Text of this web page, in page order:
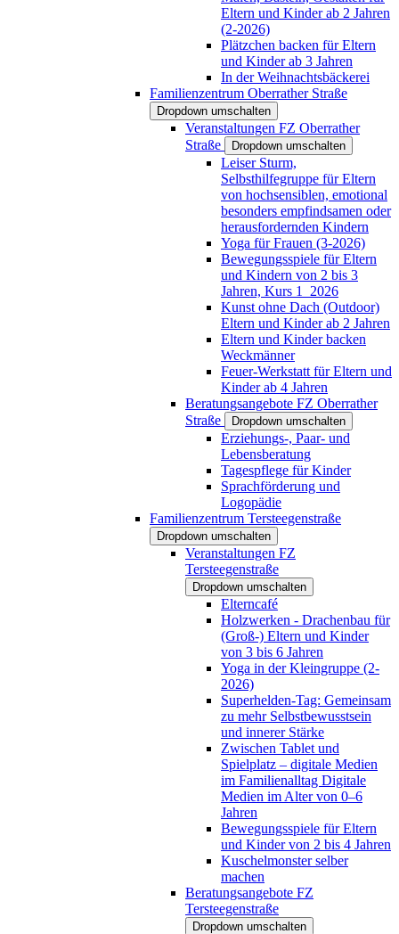
Eltern und Kinder ab 2 Jahren
(2-2026)
Plätzchen backen für Eltern
und Kinder ab 3 Jahren
In der Weihnachtsbäckerei
Familienzentrum Oberrather Straße
Dropdown umschalten
Veranstaltungen FZ Oberrather
Straße
Dropdown umschalten
Leiser Sturm,
Selbsthilfegruppe für Eltern
von hochsensiblen, emotional
besonders empfindsamen oder
herausfordernden Kindern
Yoga für Frauen (3-2026)
Bewegungsspiele für Eltern
und Kindern von 2 bis 3
Jahren, Kurs 1_2026
Kunst ohne Dach (Outdoor)
Eltern und Kinder ab 2 Jahren
Eltern und Kinder backen
Weckmänner
Feuer-Werkstatt für Eltern und
Kinder ab 4 Jahren
Beratungsangebote FZ Oberrather
Straße
Dropdown umschalten
Erziehungs-, Paar- und
Lebensberatung
Tagespflege für Kinder
Sprachförderung und
Logopädie
Familienzentrum Tersteegenstraße
Dropdown umschalten
Veranstaltungen FZ
Tersteegenstraße
Dropdown umschalten
Elterncafé
Holzwerken - Drachenbau für
(Groß-) Eltern und Kinder
von 3 bis 6 Jahren
Yoga in der Kleingruppe (2-
2026)
Superhelden-Tag: Gemeinsam
zu mehr Selbstbewusstsein
und innerer Stärke
Zwischen Tablet und
Spielplatz – digitale Medien
im Familienalltag Digitale
Medien im Alter von 0–6
Jahren
Bewegungsspiele für Eltern
und Kinder von 2 bis 4 Jahren
Kuschelmonster selber
machen
Beratungsangebote FZ
Tersteegenstraße
Dropdown umschalten